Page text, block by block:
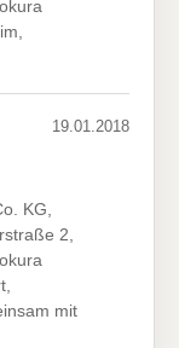
19.01.2018
KG,
2,
mit